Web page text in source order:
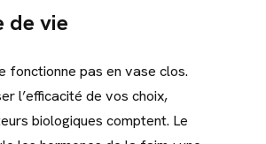
de vie
fonctionne pas en vase clos.
l’efficacité de vos choix,
biologiques comptent. Le